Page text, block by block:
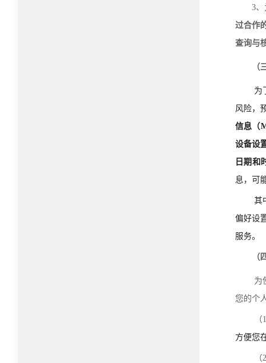
3
过合作
查询与
（
为
风险，
信息（
设备设
日期和
息，可
其
偏好设
服务。
（
为
您的个
方便您